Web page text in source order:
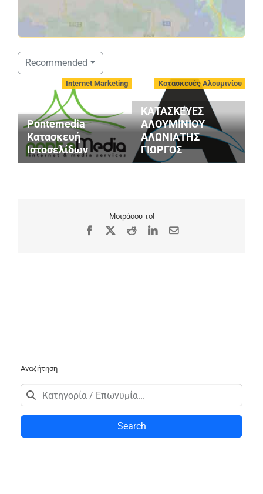
Recommended
Internet Marketing
Pontemedia
Κατασκευή
Ιστοσελίδων
Κατασκευές Αλουμινίου
ΚΑΤΑΣΚΕΥΕΣ
ΑΛΟΥΜΙΝΙΟΥ
ΑΛΩΝΙΑΤΗΣ
ΓΙΩΡΓΟΣ
Μοιράσου το!
Facebook RedditLinkedIn
Email
Αναζήτηση
Search